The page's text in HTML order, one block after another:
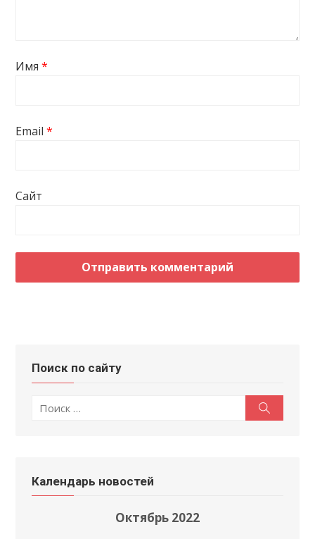
Имя*
Email*
Сайт
Поиск по сайту
по:
Календарь новостей
Октябрь 2022